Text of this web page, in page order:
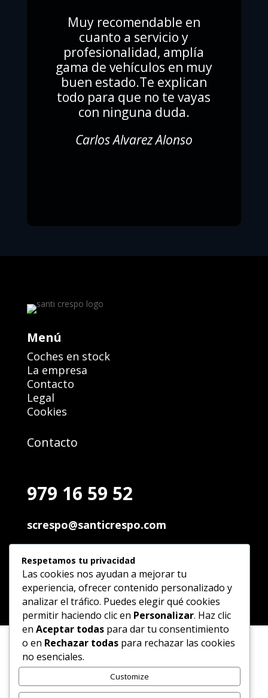
Muy recomendable en
cuanto a servicio y
profesionalidad, amplía
gama de vehículos en muy
buen estado.Te explican
todo para que no te vayas
con ninguna duda.
Carlos Alvarez Alonso
Menú
Coches en stock
La empresa
Contacto
Legal
Cookies
Contacto
979 16 59 52
screspo@santicrespo.com
Pol. Ind. Palencia
C/ Andalucia, 89 34004 Palencia
Financiado por la Unión Europea
Respetamos tu privacidad
Las cookies nos ayudan a mejorar tu
experiencia, ofrecer contenido personalizado y
analizar el tráfico. Puedes elegir qué cookies
permitir haciendo clic en Personalizar. Haz clic
en Aceptar todas para dar tu consentimiento
o en Rechazar todas para rechazar las cookies
no esenciales.
Customize